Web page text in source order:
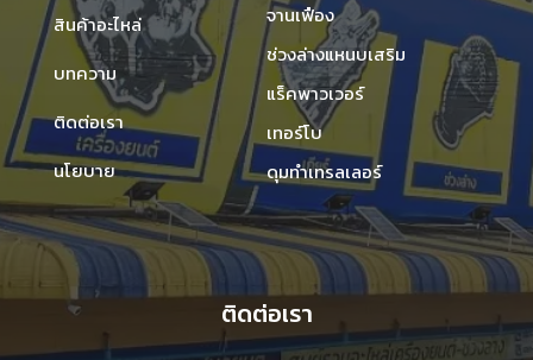
สินค้าอะไหล่
บทความ
ติดต่อเรา
นโยบาย
จานเฟือง
ช่วงล่างแหนบเสริม
แร็คพาวเวอร์
เทอร์โบ
ดุมทำเทรลเลอร์
ติดต่อเรา